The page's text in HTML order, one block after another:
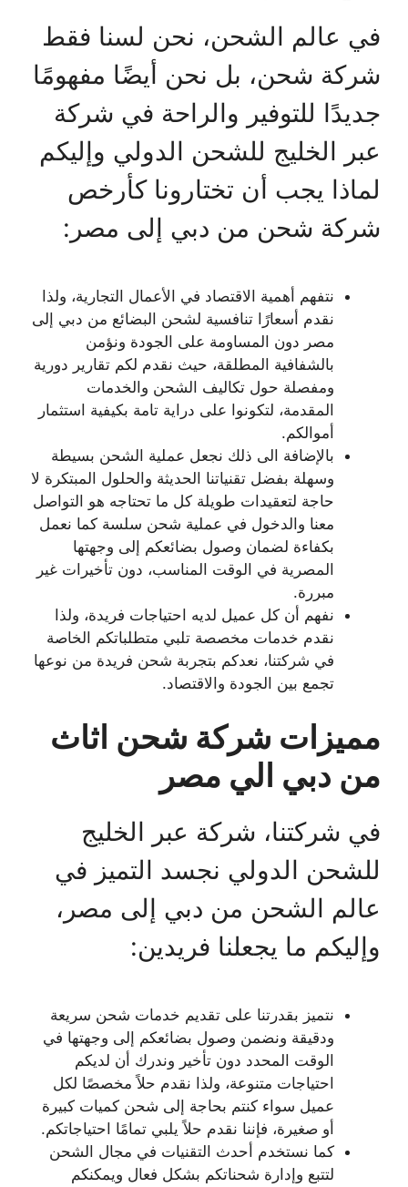
في عالم الشحن، نحن لسنا فقط
شركة شحن، بل نحن أيضًا مفهومًا
جديدًا للتوفير والراحة في شركة
عبر الخليج للشحن الدولي وإليكم
لماذا يجب أن تختارونا كأرخص
شركة شحن من دبي إلى مصر:
نتفهم أهمية الاقتصاد في الأعمال التجارية، ولذا
نقدم أسعارًا تنافسية لشحن البضائع من دبي إلى
مصر دون المساومة على الجودة ونؤمن
بالشفافية المطلقة، حيث نقدم لكم تقارير دورية
ومفصلة حول تكاليف الشحن والخدمات
المقدمة، لتكونوا على دراية تامة بكيفية استثمار
أموالكم.
بالإضافة الى ذلك نجعل عملية الشحن بسيطة
وسهلة بفضل تقنياتنا الحديثة والحلول المبتكرة لا
حاجة لتعقيدات طويلة كل ما تحتاجه هو التواصل
معنا والدخول في عملية شحن سلسة كما نعمل
بكفاءة لضمان وصول بضائعكم إلى وجهتها
المصرية في الوقت المناسب، دون تأخيرات غير
مبررة.
نفهم أن كل عميل لديه احتياجات فريدة، ولذا
نقدم خدمات مخصصة تلبي متطلباتكم الخاصة
في شركتنا، نعدكم بتجربة شحن فريدة من نوعها
تجمع بين الجودة والاقتصاد.
مميزات شركة شحن اثاث
من دبي الي مصر
في شركتنا، شركة عبر الخليج
للشحن الدولي نجسد التميز في
عالم الشحن من دبي إلى مصر،
وإليكم ما يجعلنا فريدين:
نتميز بقدرتنا على تقديم خدمات شحن سريعة
ودقيقة ونضمن وصول بضائعكم إلى وجهتها في
الوقت المحدد دون تأخير وندرك أن لديكم
احتياجات متنوعة، ولذا نقدم حلاً مخصصًا لكل
عميل سواء كنتم بحاجة إلى شحن كميات كبيرة
أو صغيرة، فإننا نقدم حلاً يلبي تمامًا احتياجاتكم.
كما نستخدم أحدث التقنيات في مجال الشحن
لتتبع وإدارة شحناتكم بشكل فعال ويمكنكم